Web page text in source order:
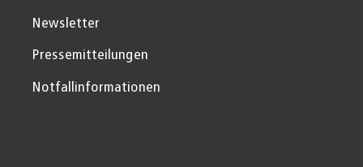
Newsletter
Pressemitteilungen
Notfallinformationen